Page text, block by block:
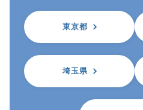
東京都
埼玉県